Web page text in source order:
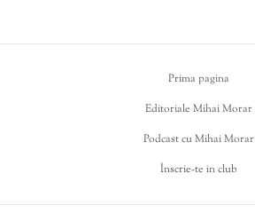
Prima pagina
Editoriale Mihai Morar
Podcast cu Mihai Morar
Înscrie-te in club